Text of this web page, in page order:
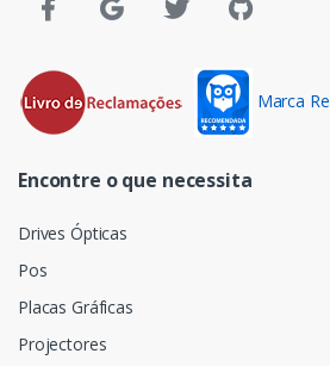
Marca
Encontre o que necessita
Drives Ópticas
Pos
Placas Gráficas
Projectores